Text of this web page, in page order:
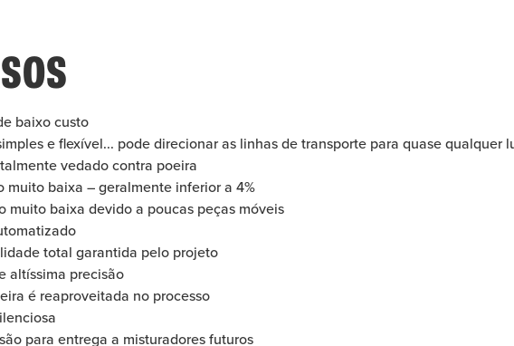
baixo custo
e flexível... pode direcionar as linhas de transporte para quase qualquer
vedado contra poeira
muito baixa – geralmente inferior a 4%
muito baixa devido a poucas peças móveis
total garantida pelo projeto
altíssima precisão
é reaproveitada no processo
para entrega a misturadores futuros